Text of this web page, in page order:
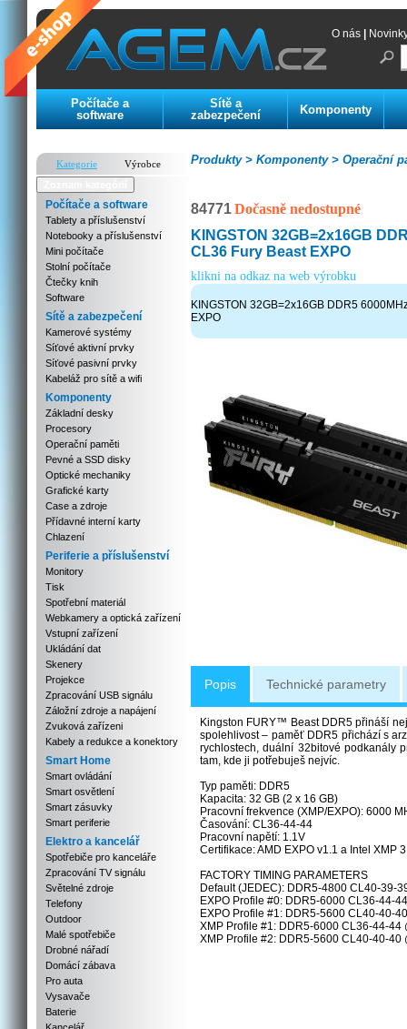
O nás
Počítače a
software
Sítě a
zabezpečení
Komponenty
Kategorie
Výrobce
Počítače a software
Tablety a příslušenství
Notebooky a příslušenství
Mini počítače
Stolní počítače
Čtečky knih
Software
Sítě a zabezpečení
Kamerové systémy
Síťové aktivní prvky
Síťové pasivní prvky
Kabeláž pro sítě a wifi
Komponenty
Základní desky
Procesory
Operační paměti
Pevné a SSD disky
Optické mechaniky
Grafické karty
Case a zdroje
Přídavné interní karty
Chlazení
Periferie a příslušenství
Monitory
Tisk
Spotřební materiál
Webkamery a optická zařízení
Vstupní zařízení
Ukládání dat
Skenery
Projekce
Zpracování USB signálu
Záložní zdroje a napájení
Zvuková zařízeni
Kabely a redukce a konektory
Smart Home
Smart ovládání
Smart osvětlení
Smart zásuvky
Smart periferie
Elektro a kancelář
Spotřebiče pro kanceláře
Zpracování TV signálu
Světelné zdroje
Telefony
Outdoor
Malé spotřebiče
Drobné nářadí
Domácí zábava
Pro auta
Vysavače
Baterie
Operační
Komponenty >
Produkty >
84771Dočasně nedostupné
KINGSTON 32GB=2x16GB
CL36 Fury Beast EXPO
klikni na odkaz na web výrobku
KINGSTON 32GB=2x16GB DDR5
EXPO
Popis Technické parametry
Kingston FURY™ Beast DDR5 přináší
spolehlivost – paměť DDR5 přichází s
rychlostech, duální 32bitové podkanály
tam, kde ji potřebuješ nejvíc.
Typ paměti: DDR5
Kapacita: 32 GB (2 x 16 GB)
Pracovní frekvence (XMP/EXPO): 6000
Časování: CL36-44-44
Pracovní napětí: 1.1V
Certifikace: AMD EXPO v1.1 a Intel XMP
FACTORY TIMING PARAMETERS
Default (JEDEC): DDR5-4800 CL40-39-
EXPO Profile #0: DDR5-6000 CL36-44-
EXPO Profile #1: DDR5-5600 CL40-40-
XMP Profile #1: DDR5-6000 CL36-44-44
XMP Profile #2: DDR5-5600 CL40-40-40